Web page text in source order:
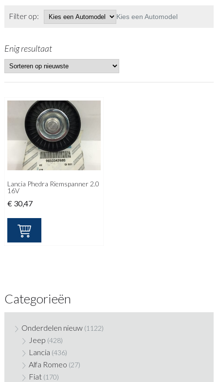
Filter op: Kies een Automodel
Enig resultaat
Lancia Phedra Riemspanner 2.0
16V
€ 30,47
Categorieën
Onderdelen nieuw (1122)
Jeep (428)
Lancia (436)
Alfa Romeo (27)
Fiat (170)